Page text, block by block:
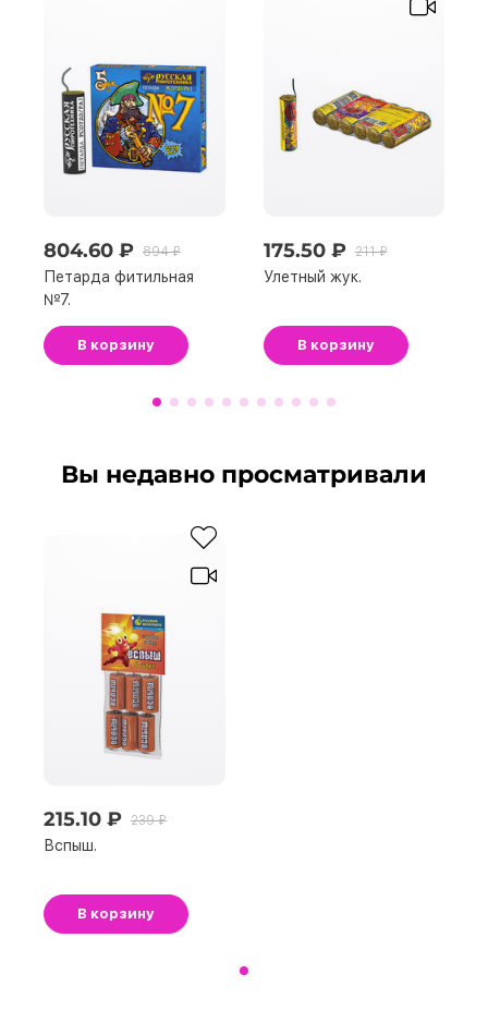
804.60 ₽ 894 ₽
Петарда фитильная
№7.
В корзину
175.50 ₽ 211 ₽
Улетный жук.
В корзину
Вы недавно просматривали
215.10 ₽ 239 ₽
Вспыш.
В корзину